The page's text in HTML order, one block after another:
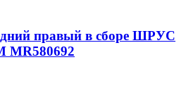
правый в сборе ШРУС
MR580692